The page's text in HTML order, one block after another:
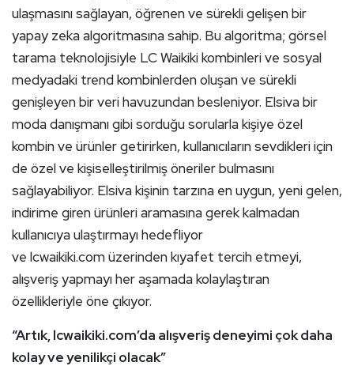
ulaşmasını sağlayan, öğrenen ve sürekli gelişen bir
yapay zeka algoritmasına sahip. Bu algoritma; görsel
tarama teknolojisiyle LC Waikiki kombinleri ve sosyal
medyadaki trend kombinlerden oluşan ve sürekli
genişleyen bir veri havuzundan besleniyor. Elsiva bir
moda danışmanı gibi sorduğu sorularla kişiye özel
kombin ve ürünler getirirken, kullanıcıların sevdikleri için
de özel ve kişiselleştirilmiş öneriler bulmasını
sağlayabiliyor. Elsiva kişinin tarzına en uygun, yeni gelen,
indirime giren ürünleri aramasına gerek kalmadan
kullanıcıya ulaştırmayı hedefliyor
ve lcwaikiki.com üzerinden kıyafet tercih etmeyi,
alışveriş yapmayı her aşamada kolaylaştıran
özellikleriyle öne çıkıyor.
“Artık, lcwaikiki.com’da alışveriş deneyimi çok daha
kolay ve yenilikçi olacak”